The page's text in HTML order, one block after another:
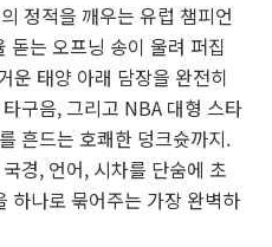
정적을 깨우는 유럽 챔피언
돋는 오프닝 송이 울려 퍼집
운 태양 아래 담장을 완전히
구음, 그리고 NBA 대형 스타
흔드는 호쾌한 덩크슛까지.
경, 언어, 시차를 단숨에 초
하나로 묶어주는 가장 완벽하